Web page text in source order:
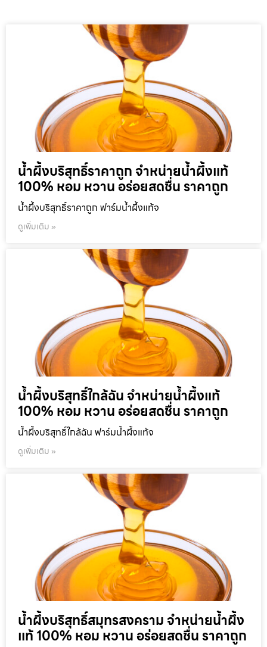
น้ำผึ้งบริสุทธิ์ราคาถูก จำหน่ายน้ำผึ้งแท้
100% หอม หวาน อร่อยสดชื่น ราคาถูก
น้ำผึ้งบริสุทธิ์ราคาถูก ฟาร์มน้ำผึ้งแท้จ
ดูเพิ่มเติม »
น้ำผึ้งบริสุทธิ์ใกล้ฉัน จำหน่ายน้ำผึ้งแท้
100% หอม หวาน อร่อยสดชื่น ราคาถูก
น้ำผึ้งบริสุทธิ์ใกล้ฉัน ฟาร์มน้ำผึ้งแท้จ
ดูเพิ่มเติม »
น้ำผึ้งบริสุทธิ์สมุทรสงคราม จำหน่ายน้ำผึ้ง
แท้ 100% หอม หวาน อร่อยสดชื่น ราคาถูก